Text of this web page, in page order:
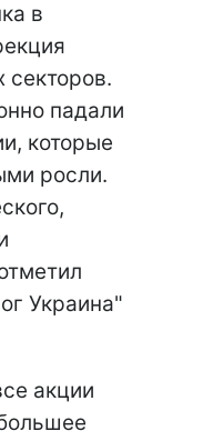
в
секторов.
падали
которые
росли.
Украина"
акции